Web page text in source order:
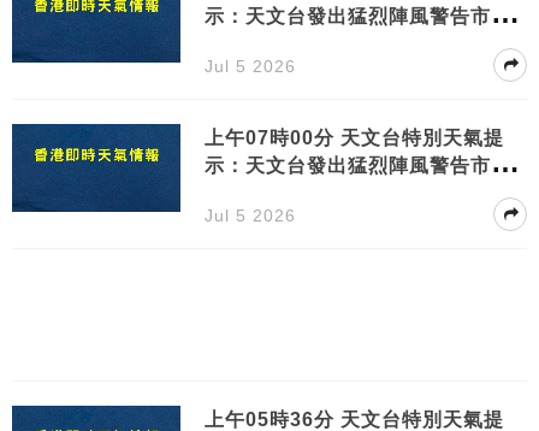
示：天文台發出猛烈陣風警告市民
Jul 5 2026
上午07時00分 天文台特別天氣提
示：天文台發出猛烈陣風警告市民
Jul 5 2026
上午05時36分 天文台特別天氣提